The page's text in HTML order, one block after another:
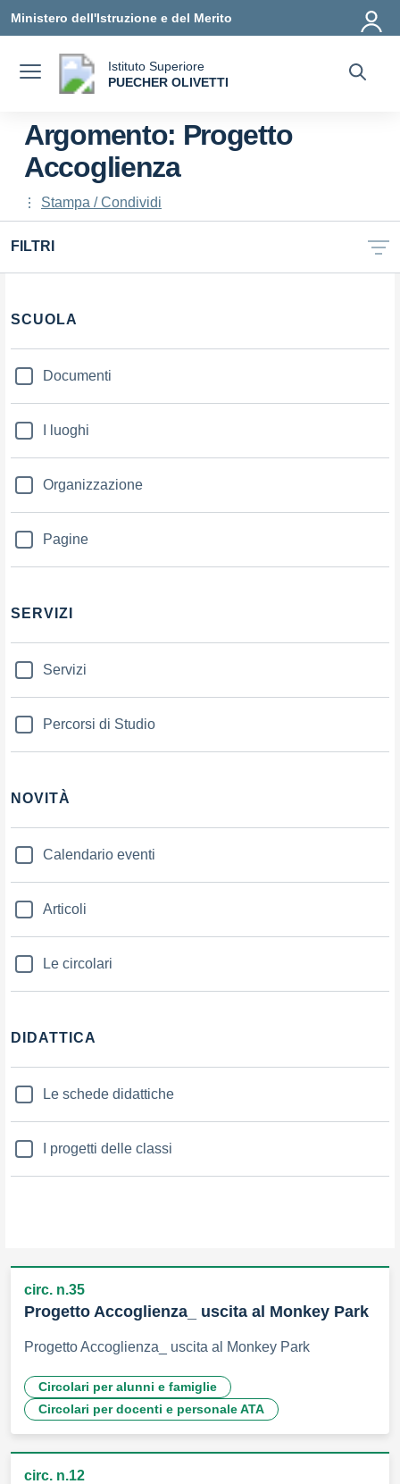
Ministero dell'Istruzione e del Merito
Istituto Superiore
PUECHER OLIVETTI
Argomento: Progetto
Accoglienza
Stampa / Condividi
FILTRI
Filtri
SCUOLA
Documenti
I luoghi
Organizzazione
Pagine
SERVIZI
Servizi
Percorsi di Studio
NOVITÀ
Calendario eventi
Articoli
Le circolari
DIDATTICA
Le schede didattiche
I progetti delle classi
circ. n.35
Progetto Accoglienza_ uscita al Monkey Park
Progetto Accoglienza_ uscita al Monkey Park
Circolari per alunni e famiglie
Circolari per docenti e personale ATA
circ. n.12